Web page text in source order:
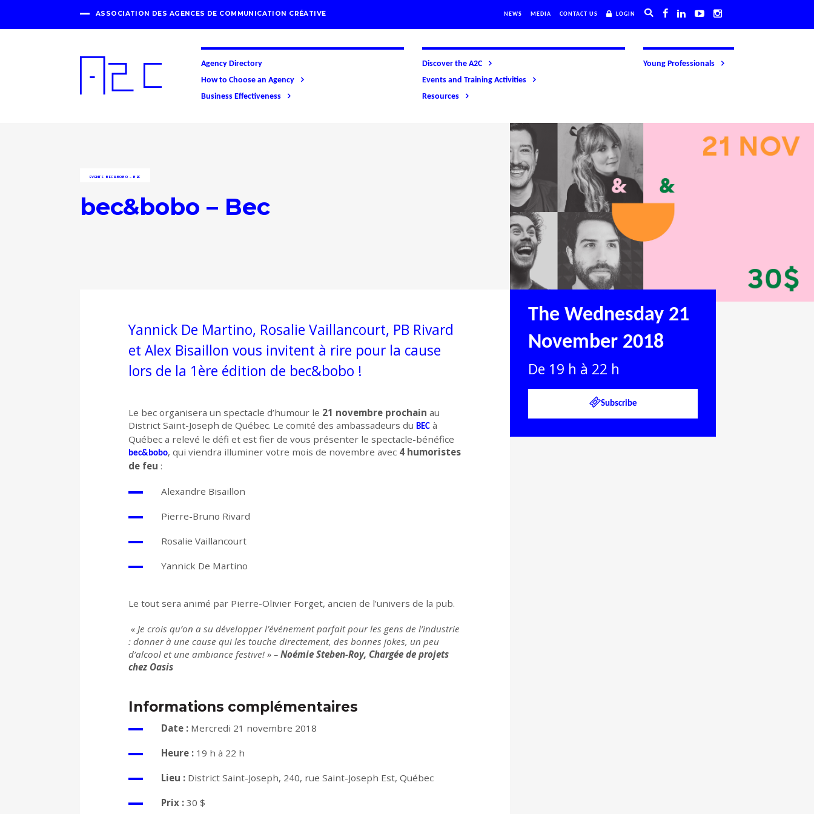
ASSOCIATION DES AGENCES DE COMMUNICATION CRÉATIVE NEWS MEDIA CONTACT US LOGIN
Agency Directory
How to Choose an Agency
Business Effectiveness
Discover the A2C
Events and Training Activities
Resources
Young Professionals
EVENTS BEC&BOBO – BEC
bec&bobo – Bec
Yannick De Martino, Rosalie Vaillancourt, PB Rivard
et Alex Bisaillon vous invitent à rire pour la cause
lors de la 1ère édition de bec&bobo !
Le bec organisera un spectacle d’humour le 21 novembre prochain au
District Saint-Joseph de Québec. Le comité des ambassadeurs du BEC à
Québec a relevé le défi et est fier de vous présenter le spectacle-bénéfice
bec&bobo, qui viendra illuminer votre mois de novembre avec 4 humoristes
de feu :
Alexandre Bisaillon
Pierre-Bruno Rivard
Rosalie Vaillancourt
Yannick De Martino
Le tout sera animé par Pierre-Olivier Forget, ancien de l’univers de la pub.
« Je crois qu’on a su développer l’événement parfait pour les gens de l’industrie
: donner à une cause qui les touche directement, des bonnes jokes, un peu
d’alcool et une ambiance festive! » – Noémie Steben-Roy, Chargée de projets
chez Oasis
Informations complémentaires
Date : Mercredi 21 novembre 2018
Heure : 19 h à 22 h
Lieu : District Saint-Joseph, 240, rue Saint-Joseph Est, Québec
Prix : 30 $
The Wednesday 21
November 2018
De 19 h à 22 h
Subscribe